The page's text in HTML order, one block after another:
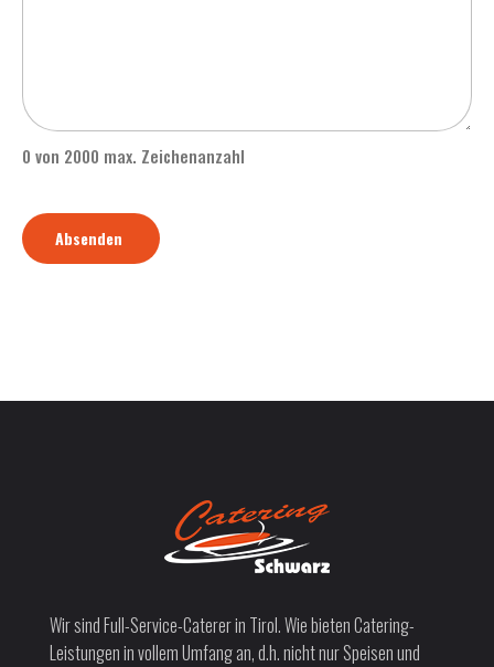
0 von 2000 max. Zeichenanzahl
Wir sind Full-Service-Caterer in Tirol. Wie bieten Catering-
Leistungen in vollem Umfang an, d.h. nicht nur Speisen und